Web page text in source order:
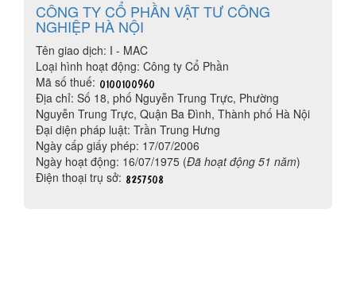
CÔNG TY CỔ PHẦN VẬT TƯ CÔNG
NGHIỆP HÀ NỘI
Tên giao dịch: I - MAC
Loại hình hoạt động: Công ty Cổ Phần
Mã số thuế:
Địa chỉ: Số 18, phố Nguyễn Trung Trực, Phường
Nguyễn Trung Trực, Quận Ba Đình, Thành phố Hà Nội
Đại diện pháp luật: Trần Trung Hưng
Ngày cấp giấy phép: 17/07/2006
Ngày hoạt động: 16/07/1975 (Đã hoạt động 51 năm)
Điện thoại trụ sở: